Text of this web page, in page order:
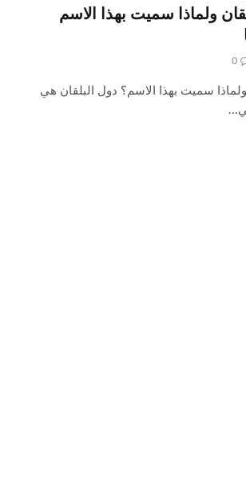
ولماذا سميت بهذا الاسم
0
سميت بهذا الاسم؟ دول البلقان هي